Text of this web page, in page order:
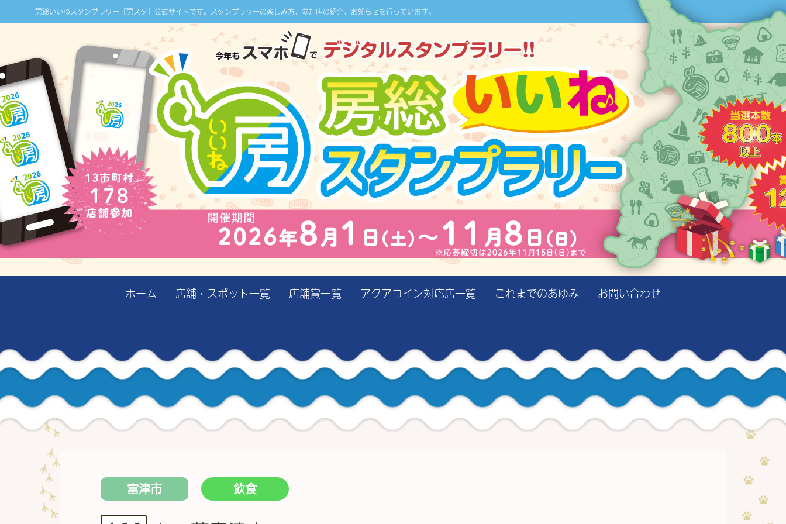
房総いいねスタンプラリー「房スタ」公式サイトです。スタンプラリーの楽しみ方、参加店の紹介、お知らせを行っています。
ホーム 店舗・スポット一覧 店舗賞一覧 アクアコイン対応店一覧 これまでのあゆみ お問い合わせ
富津市 飲食